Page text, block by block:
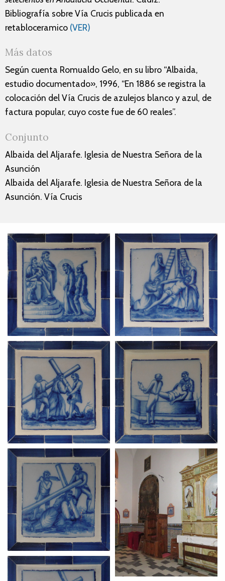
Bibliografía sobre Vía Crucis publicada en
retabloceramico (VER)
Más datos
Según cuenta Romualdo Gelo, en su libro “Albaida,
estudio documentado», 1996, “En 1886 se registra la
colocación del Vía Crucis de azulejos blanco y azul, de
factura popular, cuyo coste fue de 60 reales”.
Conjunto
Albaida del Aljarafe. Iglesia de Nuestra Señora de la
Asunción
Albaida del Aljarafe. Iglesia de Nuestra Señora de la
Asunción. Vía Crucis